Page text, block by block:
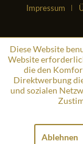
Impressum
Diese Website
Website
die den
Direktwerbung
und sozialen
Ablehnen